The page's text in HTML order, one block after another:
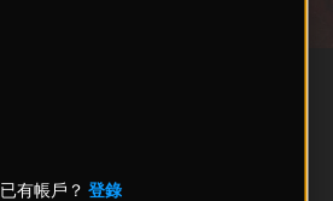
已有帳戶？ 登錄